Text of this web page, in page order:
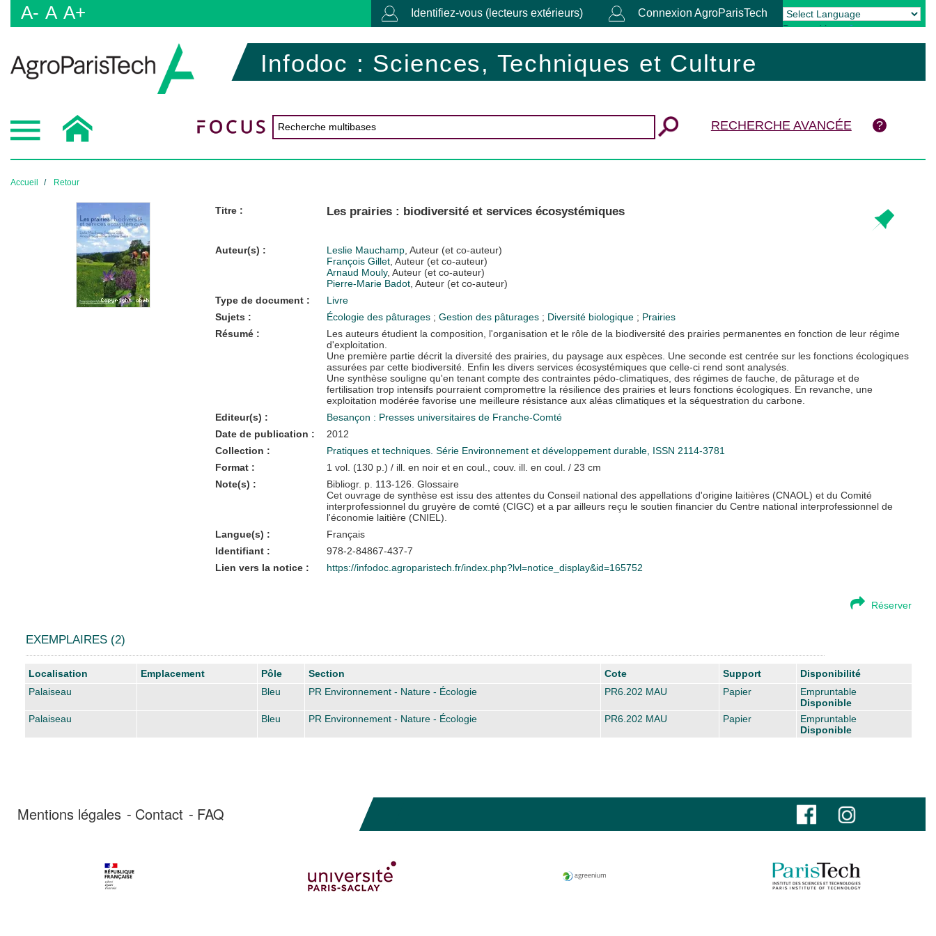
A- A A+ Identifiez-vous (lecteurs extérieurs) Connexion AgroParisTech
Powered by Translate
Infodoc : Sciences, Techniques et Culture
RECHERCHE AVANCÉE
Accueil Retour
Titre : Les prairies : biodiversité et services écosystémiques
Auteur(s) : Leslie Mauchamp, Auteur (et co-auteur)
François Gillet, Auteur (et co-auteur)
Arnaud Mouly, Auteur (et co-auteur)
Pierre-Marie Badot, Auteur (et co-auteur)
Type de document :
Livre
Sujets :
Écologie des pâturages ; Gestion des pâturages ; Diversité biologique ; Prairies
Résumé :
Les auteurs étudient la composition, l'organisation et le rôle de la biodiversité des prairies permanentes en fonction de leur régime
d'exploitation.
Une première partie décrit la diversité des prairies, du paysage aux espèces. Une seconde est centrée sur les fonctions écologiques
assurées par cette biodiversité. Enfin les divers services écosystémiques que celle-ci rend sont analysés.
Une synthèse souligne qu'en tenant compte des contraintes pédo-climatiques, des régimes de fauche, de pâturage et de
fertilisation trop intensifs pourraient compromettre la résilience des prairies et leurs fonctions écologiques. En revanche, une
exploitation modérée favorise une meilleure résistance aux aléas climatiques et la séquestration du carbone.
Editeur(s) :
Besançon : Presses universitaires de Franche-Comté
Date de publication :
2012
Collection :
Pratiques et techniques. Série Environnement et développement durable, ISSN 2114-3781
Format :
1 vol. (130 p.) / ill. en noir et en coul., couv. ill. en coul. / 23 cm
Note(s) :
Bibliogr. p. 113-126. Glossaire
Cet ouvrage de synthèse est issu des attentes du Conseil national des appellations d'origine laitières (CNAOL) et du Comité
interprofessionnel du gruyère de comté (CIGC) et a par ailleurs reçu le soutien financier du Centre national interprofessionnel de
l'économie laitière (CNIEL).
Langue(s) :
Français
Identifiant :
978-2-84867-437-7
Lien vers la notice :
https://infodoc.agroparistech.fr/index.php?lvl=notice_display&id=165752
Réserver
EXEMPLAIRES (2)
Liste des exemplaires
Localisation Emplacement Pôle Section Cote Support
Disponibilité
Palaiseau
Bleu PR Environnement - Nature - Écologie PR6.202 MAU Papier
Empruntable
Disponible
Palaiseau
Bleu PR Environnement - Nature - Écologie PR6.202 MAU Papier
Empruntable
Disponible
Mentions légales Contact FAQ